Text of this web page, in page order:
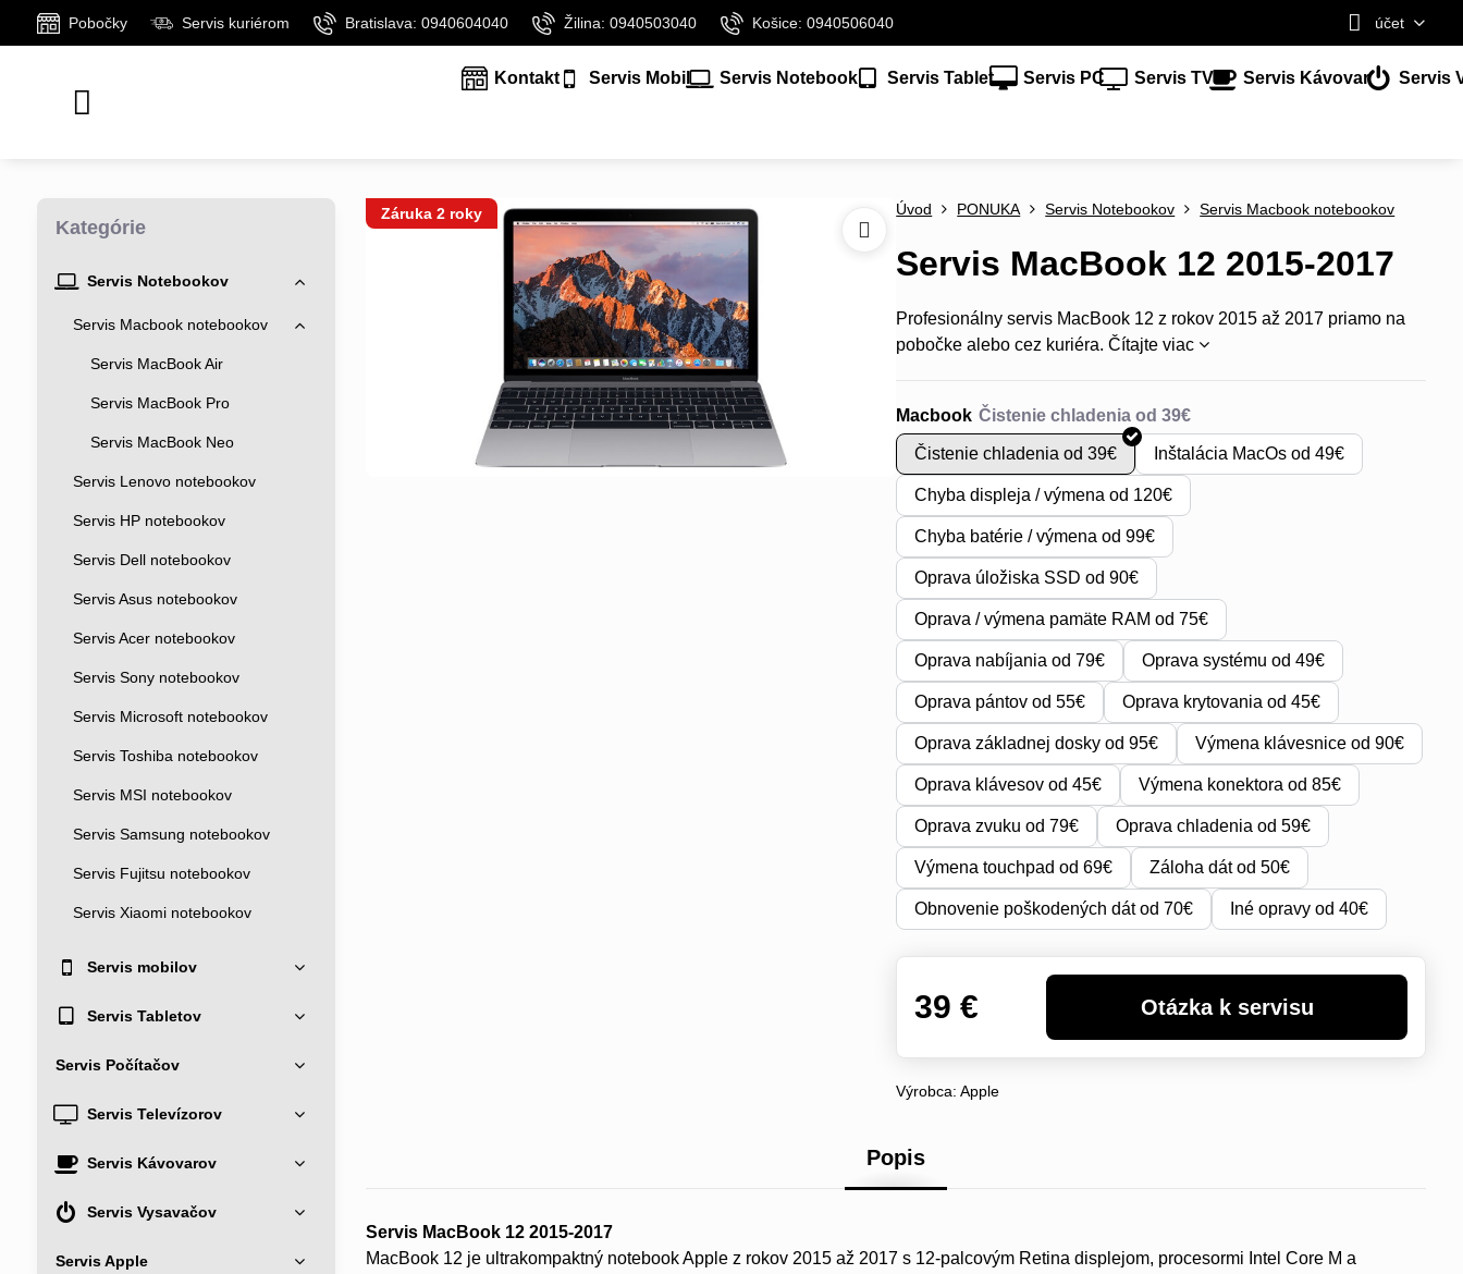
Pobočky Servis kuriérom Bratislava: 0940604040 Žilina: 0940503040 Košice: 0940506040 účet
Kontakt Servis Mobil Servis Notebook Servis Tablet Servis PC Servis TV Servis Kávovar Servis
Záruka 2 roky Úvod PONUKA Servis Notebookov Servis Macbook notebookov
Servis MacBook 12 2015-2017
Profesionálny servis MacBook 12 z rokov 2015 až 2017 priamo na
pobočke alebo cez kuriéra.Čítajte viac
Macbook
Čistenie chladenia od 39€ Inštalácia MacOs od 49€
Chyba displeja / výmena od 120€
Chyba batérie / výmena od 99€
Oprava úložiska SSD od 90€
Oprava / výmena pamäte RAM od 75€
Oprava nabíjania od 79€ Oprava systému od 49€
Oprava pántov od 55€ Oprava krytovania od 45€
Oprava základnej dosky od 95€ Výmena klávesnice od 90€
Oprava klávesov od 45€ Výmena konektora od 85€
Oprava zvuku od 79€ Oprava chladenia od 59€
Výmena touchpad od 69€ Záloha dát od 50€
Obnovenie poškodených dát od 70€ Iné opravy od 40€
39 €
Výrobca:Apple
Popis
Servis MacBook 12 2015-2017
MacBook 12 je ultrakompaktný notebook Apple z rokov 2015 až 2017 s 12-palcovým Retina displejom, procesormi Intel Core M a
Kategórie
Servis Notebookov
Servis Macbook notebookov
Servis MacBook Air
Servis MacBook Pro
Servis MacBook Neo
Servis Lenovo notebookov
Servis HP notebookov
Servis Dell notebookov
Servis Asus notebookov
Servis Acer notebookov
Servis Sony notebookov
Servis Microsoft notebookov
Servis Toshiba notebookov
Servis MSI notebookov
Servis Samsung notebookov
Servis Fujitsu notebookov
Servis Xiaomi notebookov
Servis mobilov
Servis Tabletov
Servis Počítačov
Servis Televízorov
Servis Kávovarov
Servis Vysavačov
Servis Apple